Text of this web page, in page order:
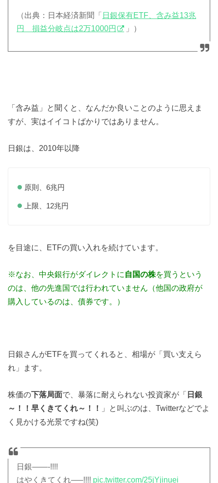
（出典：日本経済新聞「 日銀保有ETF、含み益13兆
円 損益分岐点は2万1000円
」）
「含み益」と聞くと、なんだか良いことのように思えま
すが、実はイイコトばかりではありません。
日銀は、2010年以降
原則、6兆円
上限、12兆円
を目途に、ETFの買い入れを続けています。
※なお、中央銀行がダイレクトに 自国の株を買うという
のは、他の先進国では行われていません（他国の政府が
購入しているのは、債券です。）
日銀さんがETFを買ってくれると、相場が「買い支えら
れ」ます。
株価の下落局面で、暴落に耐えられない投資家が「 日銀
～！！早くきてくれ～！！
」と叫ぶのは、Twitterなどでよ
く見かける光景ですね(笑)
日銀——-!!!!
はやくきてくれ—–!!!! pic.twitter.com/25jYjinuei